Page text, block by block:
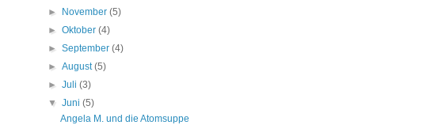
►
November(5)
►Oktober(4)
►September(4)
►August(5)
►Juli(3)
▼Juni(5)
Angela M. und die Atomsuppe